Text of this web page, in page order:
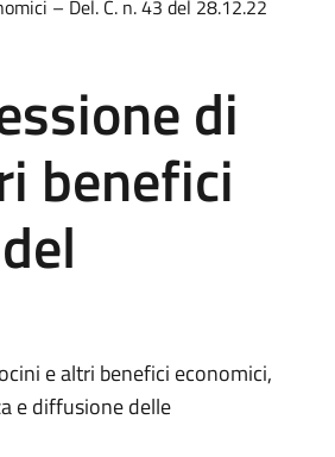
– Del. C. n. 43 del 28.12.22
di
benefici
e altri benefici economici,
e diffusione delle